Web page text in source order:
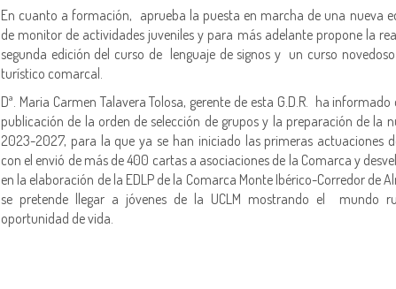
En cuanto a formación, aprueba la puesta en marcha de una nueva
de monitor de actividades juveniles y para más adelante propone la
segunda edición del curso de lenguaje de signos y un curso
turístico comarcal.
Dª. Maria Carmen Talavera Tolosa, gerente de esta G.D.R. ha
publicación de la orden de selección de grupos y la preparación de la
2023-2027, para la que ya se han iniciado las primeras actuaciones
con el envió de más de 400 cartas a asociaciones de la Comarca y
en la elaboración de la EDLP de la Comarca Monte Ibérico-Corredor de
se pretende llegar a jóvenes de la UCLM mostrando el mundo
oportunidad de vida.